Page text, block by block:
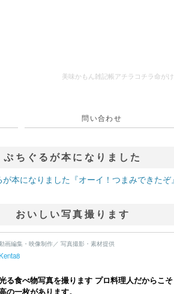
美味かもん雑記帳 アチラコチラ命がけ
問い合わせ
ぷちぐるが本になりました
おいしい写真撮ります